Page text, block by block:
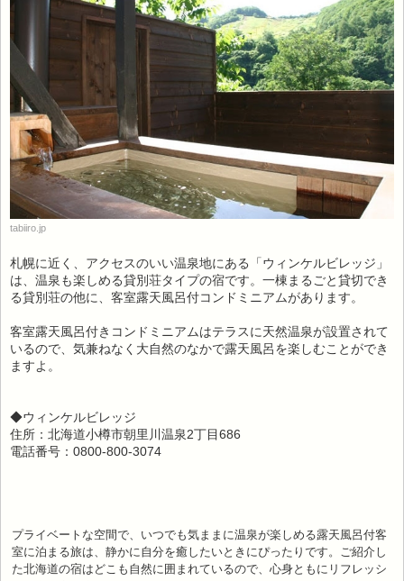
tabiiro.jp
札幌に近く、アクセスのいい温泉地にある「ウィンケルビレッジ」
は、温泉も楽しめる貸別荘タイプの宿です。一棟まるごと貸切でき
る貸別荘の他に、客室露天風呂付コンドミニアムがあります。
客室露天風呂付きコンドミニアムはテラスに天然温泉が設置されて
いるので、気兼ねなく大自然のなかで露天風呂を楽しむことができ
ますよ。
◆ウィンケルビレッジ
住所：北海道小樽市朝里川温泉2丁目686
電話番号：0800-800-3074
プライベートな空間で、いつでも気ままに温泉が楽しめる露天風呂付客
室に泊まる旅は、静かに自分を癒したいときにぴったりです。ご紹介し
た北海道の宿はどこも自然に囲まれているので、心身ともにリフレッシ